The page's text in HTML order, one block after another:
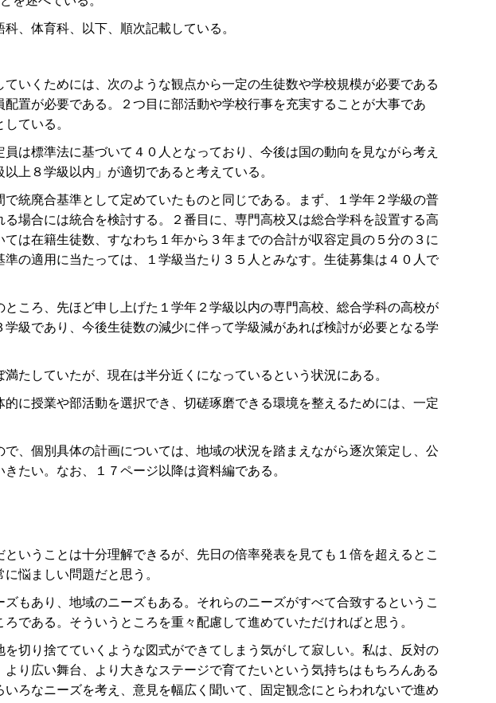
、体育科、以下、順次記載している。
いくためには、次のような観点から一定の生徒数や学校規模が必要である
置が必要である。２つ目に部活動や学校行事を充実することが大事であ
ている。
は標準法に基づいて４０人となっており、今後は国の動向を見ながら考え
上８学級以内」が適切であると考えている。
統廃合基準として定めていたものと同じである。まず、１学年２学級の普
場合には統合を検討する。２番目に、専門高校又は総合学科を設置する高
は在籍生徒数、すなわち１年から３年までの合計が収容定員の５分の３に
の適用に当たっては、１学級当たり３５人とみなす。生徒募集は４０人で
ころ、先ほど申し上げた１学年２学級以内の専門高校、総合学科の高校が
級であり、今後生徒数の減少に伴って学級減があれば検討が必要となる学
していたが、現在は半分近くになっているという状況にある。
に授業や部活動を選択でき、切磋琢磨できる環境を整えるためには、一定
、個別具体の計画については、地域の状況を踏まえながら逐次策定し、公
たい。なお、１７ページ以降は資料編である。
いうことは十分理解できるが、先日の倍率発表を見ても１倍を超えるとこ
悩ましい問題だと思う。
もあり、地域のニーズもある。それらのニーズがすべて合致するというこ
である。そういうところを重々配慮して進めていただければと思う。
切り捨てていくような図式ができてしまう気がして寂しい。私は、反対の
り広い舞台、より大きなステージで育てたいという気持ちはもちろんある
ろなニーズを考え、意見を幅広く聞いて、固定観念にとらわれないで進め